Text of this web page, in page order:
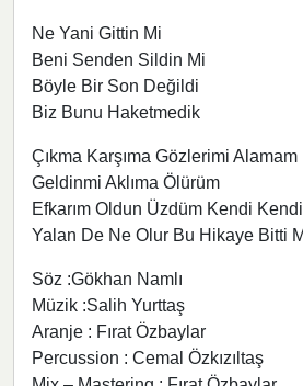
Ne Yani Gittin Mi
Beni Senden Sildin Mi
Böyle Bir Son Değildi
Biz Bunu Haketmedik
Çıkma Karşıma Gözlerimi Alamam
Geldinmi Aklıma Ölürüm
Efkarım Oldun Üzdüm Kendi
Yalan De Ne Olur Bu Hikaye Bitti
Söz :Gökhan Namlı
Müzik :Salih Yurttaş
Aranje : Fırat Özbaylar
Percussion : Cemal Özkızıltaş